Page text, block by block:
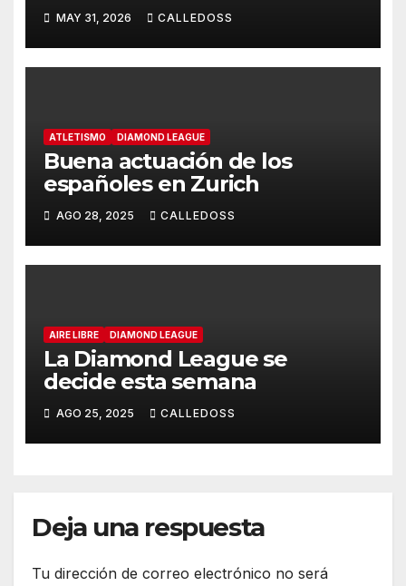
MAY 31, 2026 CALLEDOSS
ATLETISMO DIAMOND LEAGUE
Buena actuación de los
españoles en Zurich
AGO 28, 2025 CALLEDOSS
AIRE LIBRE DIAMOND LEAGUE
La Diamond League se
decide esta semana
AGO 25, 2025 CALLEDOSS
Deja una respuesta
Tu dirección de correo electrónico no será